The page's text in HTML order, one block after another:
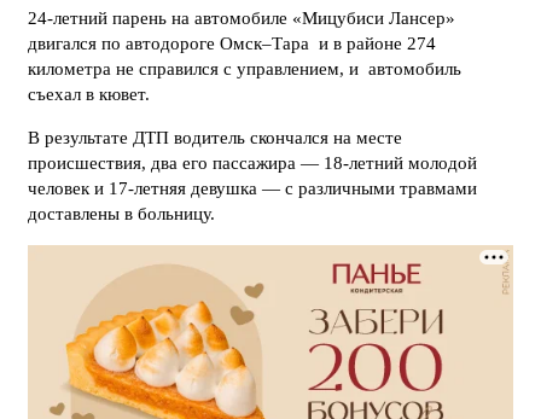
24-летний парень на автомобиле «Мицубиси Лансер»
двигался по автодороге Омск–Тара и в районе 274
километра не справился с управлением, и автомобиль
съехал в кювет.
В результате ДТП водитель скончался на месте
происшествия, два его пассажира — 18-летний молодой
человек и 17-летняя девушка — с различными травмами
доставлены в больницу.